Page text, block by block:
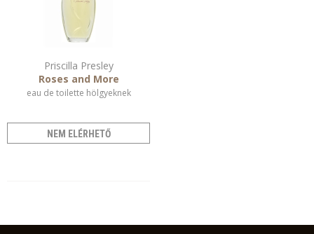
Priscilla Presley
Roses and More
eau de toilette hölgyeknek
NEM ELÉRHETŐ